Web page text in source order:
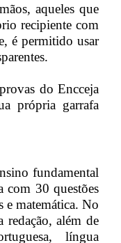
aqueles que
recipiente com
é permitido usar
do Encceja
própria garrafa
fundamental
30 questões
e matemática. No
redação, além de
língua